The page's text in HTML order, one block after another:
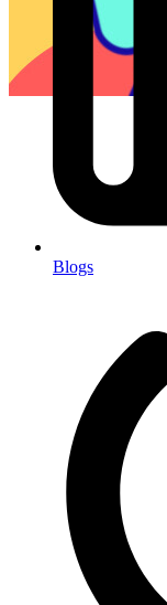
Blogs